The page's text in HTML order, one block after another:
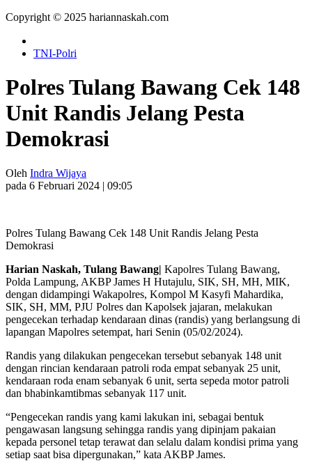
Copyright © 2025 hariannaskah.com
TNI-Polri
Polres Tulang Bawang Cek 148
Unit Randis Jelang Pesta
Demokrasi
Oleh Indra Wijaya
pada 6 Februari 2024 | 09:05
Polres Tulang Bawang Cek 148 Unit Randis Jelang Pesta
Demokrasi
Harian Naskah, Tulang Bawang| Kapolres Tulang Bawang,
Polda Lampung, AKBP James H Hutajulu, SIK, SH, MH, MIK,
dengan didampingi Wakapolres, Kompol M Kasyfi Mahardika,
SIK, SH, MM, PJU Polres dan Kapolsek jajaran, melakukan
pengecekan terhadap kendaraan dinas (randis) yang berlangsung di
lapangan Mapolres setempat, hari Senin (05/02/2024).
Randis yang dilakukan pengecekan tersebut sebanyak 148 unit
dengan rincian kendaraan patroli roda empat sebanyak 25 unit,
kendaraan roda enam sebanyak 6 unit, serta sepeda motor patroli
dan bhabinkamtibmas sebanyak 117 unit.
“Pengecekan randis yang kami lakukan ini, sebagai bentuk
pengawasan langsung sehingga randis yang dipinjam pakaian
kepada personel tetap terawat dan selalu dalam kondisi prima yang
setiap saat bisa dipergunakan,” kata AKBP James.